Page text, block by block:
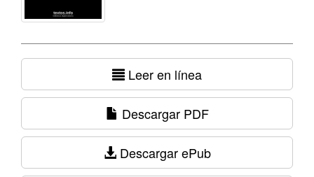
Leer en línea
Descargar PDF
Descargar ePub